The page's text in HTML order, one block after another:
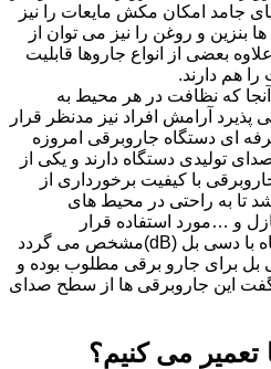
جامد امکان مکش مایعات را نیز
بنزین و روغن را نیز می توان از
بعضی از انواع جاروها قابلیت
هم دارند.
که نظافت در هر محیط به
آرامش افراد نیز مدنظر قرار
ای دستگاه جاروبرقی امروزه
تولیدی دستگاه دارند و یکی از
با کیفیت برخورداری از
تا به راحتی در محیط های
و …مورد استفاده قرار
گیرد.میزان صدای دستگاه با دسی بل (dB)مشخص می گردد
70-77 دسی بل برای جارو برقی مطلوب بوده و
این جاروبرقی ها از سطح صدای
تعمیر می کنیم؟